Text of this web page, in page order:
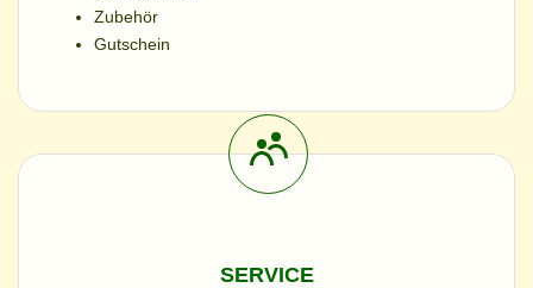
Zubehör
Gutschein
SERVICE